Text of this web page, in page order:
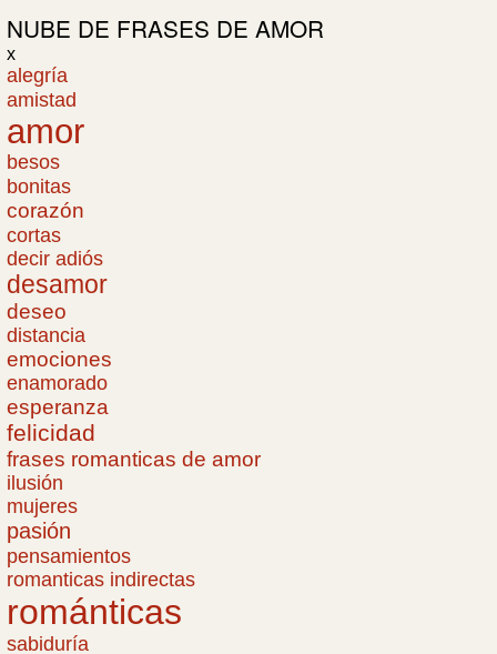
NUBE DE FRASES DE AMOR
x
alegría
amistad
amor
besos
bonitas
corazón
cortas
decir adiós
desamor
deseo
distancia
emociones
enamorado
esperanza
felicidad
frases romanticas de amor
ilusión
mujeres
pasión
pensamientos
romanticas indirectas
románticas
sabiduría